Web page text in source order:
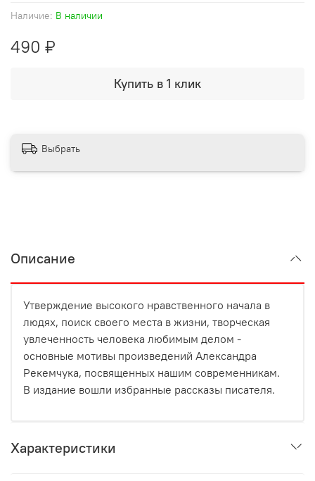
Наличие: В наличии
490 ₽
Купить в 1 клик
Выбрать
Описание
Утверждение высокого нравственного начала в
людях, поиск своего места в жизни, творческая
увлеченность человека любимым делом -
основные мотивы произведений Александра
Рекемчука, посвященных нашим современникам.
В издание вошли избранные рассказы писателя.
Характеристики